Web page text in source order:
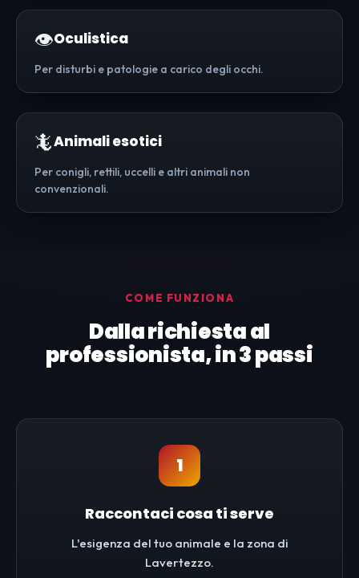
👁️Oculistica
Per disturbi e patologie a carico degli occhi.
🦎Animali esotici
Per conigli, rettili, uccelli e altri animali non
convenzionali.
COME FUNZIONA
Dalla richiesta al
professionista, in 3 passi
1
Raccontaci cosa ti serve
L'esigenza del tuo animale e la zona di
Lavertezzo.